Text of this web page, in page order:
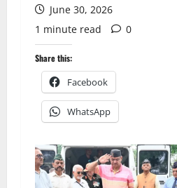
June 30, 2026
1 minute read
0
Share this:
Facebook
WhatsApp